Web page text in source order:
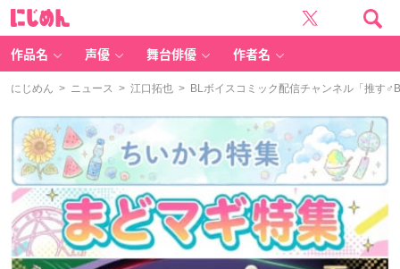
作品名 声優 舞台俳優 作者名
にじめん > ニュース > 江口拓也 > BLボイスコミック配信チャンネル「推す